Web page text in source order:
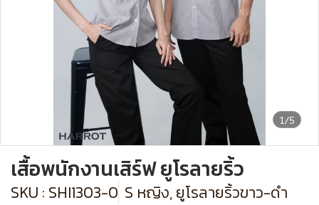
1/5
เสื้อพนักงานเสิร์ฟ ยูโรลายริ้ว
SKU : SHI1303-0 S หญิง, ยูโรลายริ้วขาว-ดำ